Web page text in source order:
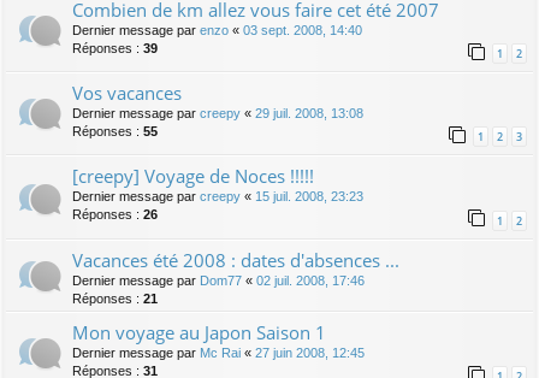
Combien de km allez vous faire cet été 2007
Dernier message par enzo « 03 sept. 2008, 14:40
Réponses : 39 1 2
Vos vacances
Dernier message par creepy « 29 juil. 2008, 13:08
Réponses : 55 1 2 3
[creepy] Voyage de Noces !!!!!
Dernier message par creepy « 15 juil. 2008, 23:23
Réponses : 26 1 2
Vacances été 2008 : dates d'absences ...
Dernier message par Dom77 « 02 juil. 2008, 17:46
Réponses : 21
Mon voyage au Japon Saison 1
Dernier message par Mc Rai « 27 juin 2008, 12:45
Réponses : 31